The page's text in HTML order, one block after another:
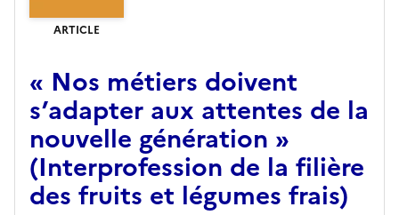
ARTICLE
« Nos métiers doivent
s’adapter aux attentes de la
nouvelle génération »
(Interprofession de la filière
des fruits et légumes frais)